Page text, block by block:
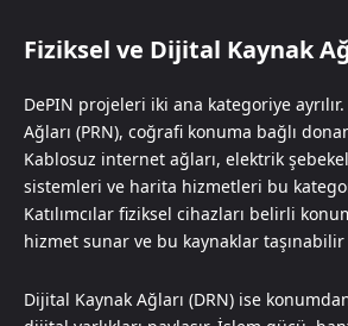
Fiziksel ve Dijital Kaynak
DePIN projeleri iki ana kategoriye
Ağları (PRN), coğrafi konuma bağlı
Kablosuz internet ağları, elektrik
sistemleri ve harita hizmetleri bu
Katılımcılar fiziksel cihazları belirli
hizmet sunar ve bu kaynaklar
Dijital Kaynak Ağları (DRN) ise